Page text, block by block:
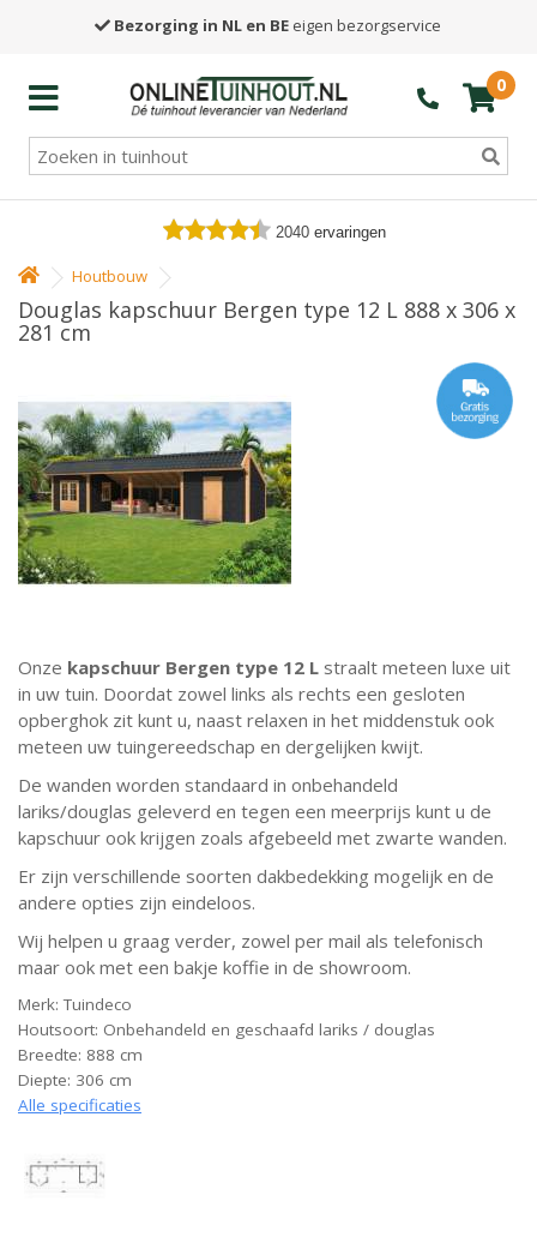
Bezorging in NL en BE eigen bezorgservice
0
2040 ervaringen
Houtbouw
Douglas kapschuur Bergen type 12 L 888 x 306 x
281 cm
Onze kapschuur Bergen type 12 L straalt meteen luxe uit
in uw tuin. Doordat zowel links als rechts een gesloten
opberghok zit kunt u, naast relaxen in het middenstuk ook
meteen uw tuingereedschap en dergelijken kwijt.
De wanden worden standaard in onbehandeld
lariks/douglas geleverd en tegen een meerprijs kunt u de
kapschuur ook krijgen zoals afgebeeld met zwarte wanden.
Er zijn verschillende soorten dakbedekking mogelijk en de
andere opties zijn eindeloos.
Wij helpen u graag verder, zowel per mail als telefonisch
maar ook met een bakje koffie in de showroom.
Merk: Tuindeco
Houtsoort: Onbehandeld en geschaafd lariks / douglas
Breedte: 888 cm
Diepte: 306 cm
Alle specificaties